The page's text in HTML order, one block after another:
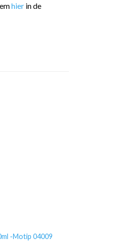
hier in de
-Motip 04009